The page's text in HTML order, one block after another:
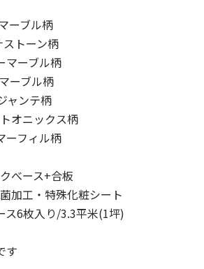
ーブル柄
ストーン柄
マーブル柄
ーブル柄
ャンテ柄
オニックス柄
ーフィル柄
べース+合板
加工・特殊化粧シート
6枚入り/3.3平米(1坪)